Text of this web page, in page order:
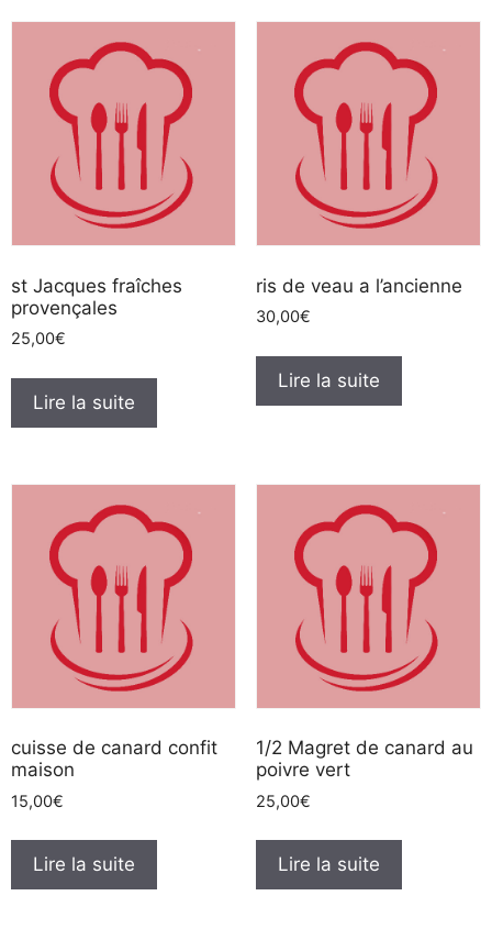
st Jacques fraîches
provençales
25,00€
Lire la suite
ris de veau a l’ancienne
30,00€
Lire la suite
cuisse de canard confit
maison
15,00€
Lire la suite
1/2 Magret de canard au
poivre vert
25,00€
Lire la suite